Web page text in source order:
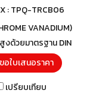
: TPQ-TRCB06
VANADIUM)
ด้วยมาตรฐาน DIN
ะวัสดุโครมวานาเดียม
ขอใบเสนอราคา
เปรียบเทียบ